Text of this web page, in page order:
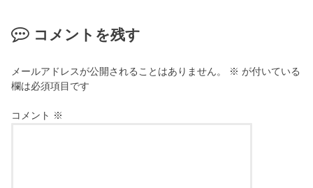
コメントを残す
メールアドレスが公開されることはありません。 ※ が付いている
欄は必須項目です
コメント ※